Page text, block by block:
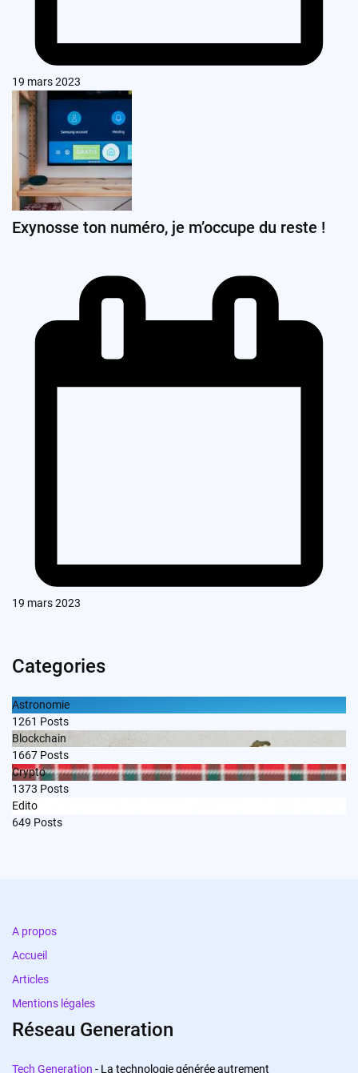
19 mars 2023
Exynosse ton numéro, je m’occupe du reste !
19 mars 2023
Categories
Astronomie
1261 Posts
Blockchain
1667 Posts
Crypto
1373 Posts
Edito
649 Posts
A propos
Accueil
Articles
Mentions légales
Réseau Generation
Tech Generation - La technologie générée autrement